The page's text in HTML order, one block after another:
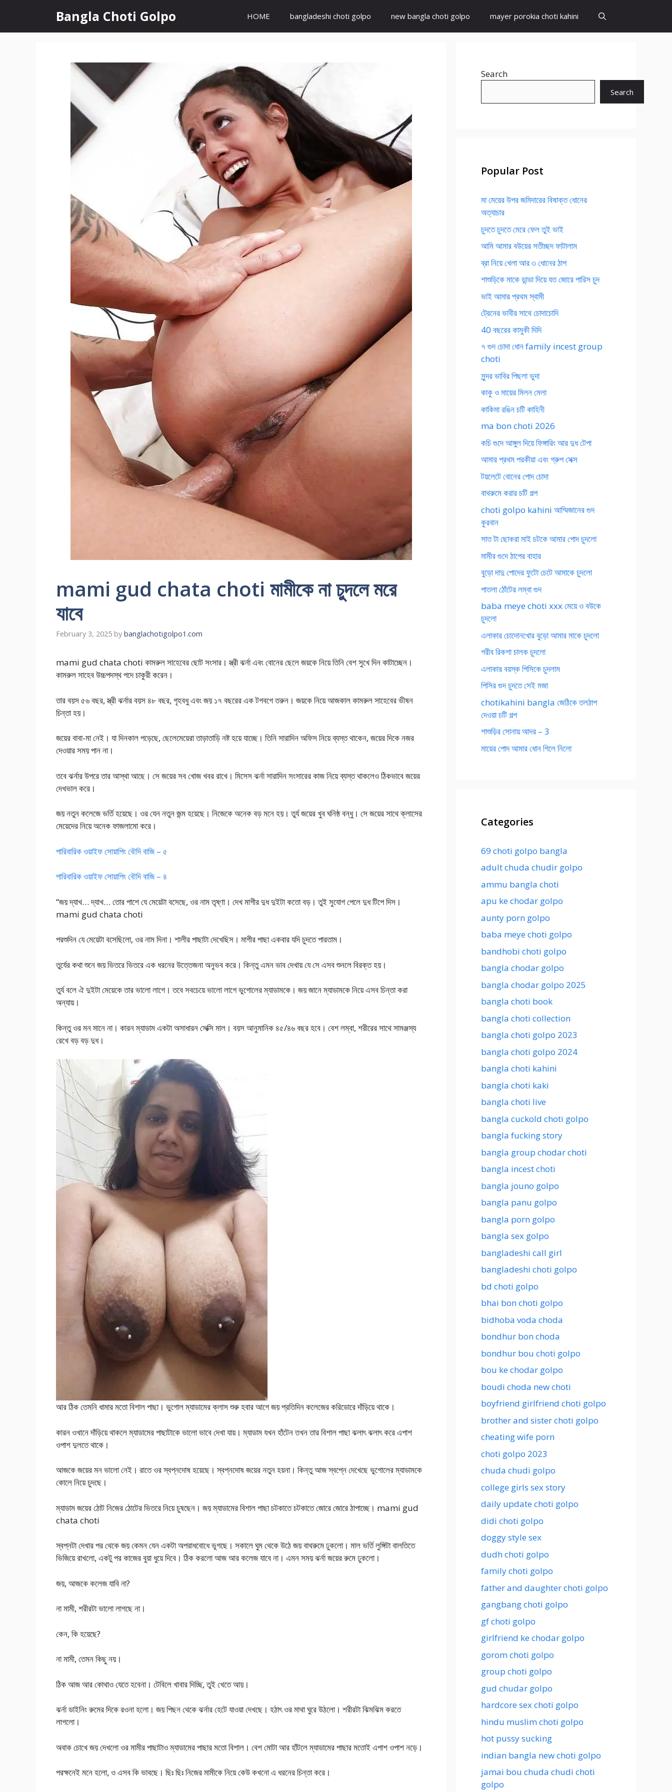
content
Bangla Choti Golpo HOME bangladeshi choti golpo new bangla choti golpo mayer porokia choti kahini
mami gud chata choti মামীকে না চুদলে মরে
যাবে
February 3, 2025 by banglachotigolpo1.com
mami gud chata choti কামরুল সাহেবের ছোট সংসার। স্ত্রী ঝর্না এবং বোনের ছেলে জয়কে নিয়ে তিনি বেশ সুখে দিন কাটাচ্ছেন।
কামরুল সাহেব উচ্চপদস্থ পদে চাকুরী করেন।
তার বয়স ৫৬ বছর, স্ত্রী ঝর্নার বয়স ৪৮ বছর, গৃহবধু এবং জয় ১৭ বছরের এক টগবগে তরুন। জয়কে নিয়ে আজকাল কামরুল সাহেবের ভীষন
চিন্তা হয়।
জয়ের বাবা-মা নেই। যা দিনকাল পড়েছে, ছেলেমেয়েরা তাড়াতাড়ি নষ্ট হয়ে যাচ্ছে। তিনি সারাদিন অফিস নিয়ে ব্যস্ত থাকেন, জয়ের দিকে নজর
দেওয়ার সময় পান না।
তবে ঝর্নার উপরে তার আস্থা আছে। সে জয়ের সব খোজ খবর রাখে। মিসেস ঝর্না সারাদিন সংসারের কাজ নিয়ে ব্যস্ত থাকলেও ঠিকভাবে জয়ের
দেখভাল করে।
জয় নতুন কলেজে ভর্তি হয়েছে। ওর যেন নতুন জন্ম হয়েছে। নিজেকে অনেক বড় মনে হয়। তুর্য জয়ের খুব ঘনিষ্ঠ বন্ধু। সে জয়ের সাথে ক্লাসের
মেয়েদের নিয়ে অনেক ফাজলামো করে।
পারিবারিক ওয়াইফ সোয়াপিং বৌদি বাজি – ৫
পারিবারিক ওয়াইফ সোয়াপিং বৌদি বাজি – ৪
“জয় দ্যাখ… দ্যাখ… তোর পাশে যে মেয়েটা বসেছে, ওর নাম তৃষ্ণা। দেখ মাগীর দুধ দুইটা কতো বড়। তুই সুযোগ পেলে দুধ টিপে দিস।
mami gud chata choti
পরশুদিন যে মেয়েটা বসেছিলো, ওর নাম দিনা। শালীর পাছাটা দেখেছিস। মাগীর পাছা একবার যদি চুদতে পারতাম।
তুর্যের কথা শুনে জয় ভিতরে ভিতরে এক ধরনের উত্তেজনা অনুভব করে। কিন্তু এমন ভাব দেখায় যে সে এসব শুনলে বিরক্ত হয়।
তুর্য বলে ঐ দুইটা মেয়েকে তার ভালো লাগে। তবে সবচেয়ে ভালো লাগে ভুগোলের ম্যাডামকে। জয় জানে ম্যাডামকে নিয়ে এসব চিন্তা করা
অন্যায়।
কিন্তু ওর মন মানে না। কারন ম্যাডাম একটা অসাধারন সেক্সি মাল। বয়স আনুমানিক ৪৫/৪৬ বছর হবে। বেশ লম্বা, শরীরের সাথে সামঞ্জস্য
রেখে বড় বড় দুধ।
আর ঠিক তেমনি ধামার মতো বিশাল পাছা। ভুগোল ম্যাডামের ক্লাস শুরু হবার আগে জয় প্রতিদিন কলেজের করিডোরে দাঁড়িয়ে থাকে।
কারন ওখানে দাঁড়িয়ে থাকলে ম্যাডামের পাছাটাকে ভালো ভাবে দেখা যায়। ম্যাডাম যখন হাঁটেন তখন তার বিশাল পাছা ঝলাৎ ঝলাৎ করে এপাশ
ওপাশ দুলতে থাকে।
আজকে জয়ের মন ভালো নেই। রাতে ওর স্বপ্নদোষ হয়েছে। স্বপ্নদোষ জয়ের নতুন হয়না। কিন্তু আজ স্বপ্নে দেখেছে ভুগোলের ম্যাডামকে
কোলে নিয়ে চুদছে।
ম্যাডাম জয়ের ঠোট নিজের ঠোটের ভিতরে নিয়ে চুষছেন। জয় ম্যাডামের বিশাল পাছা চটকাতে চটকাতে জোরে জোরে ঠাপাচ্ছে। mami gud
chata choti
স্বপ্নটা দেখার পর থেকে জয় কেমন যেন একটা অপরাধবোধে ভুগছে। সকালে ঘুম থেকে উঠে জয় বাথরুমে ঢুকলো। মাল ভর্তি লুঙ্গিটা বালতিতে
ভিজিয়ে রাখলো, একটু পর কাজের বুয়া ধুয়ে দিবে। ঠিক করলো আজ আর কলেজ যাবে না। এমন সময় ঝর্না জয়ের রুমে ঢুকলো।
জয়, আজকে কলেজ যাবি না?
না মামী, শরীরটা ভালো লাগছে না।
কেন, কি হয়েছে?
না মামী, তেমন কিছু নয়।
ঠিক আজ আর কোথাও যেতে হবেনা। টেবিলে খাবার দিচ্ছি, তুই খেতে আয়।
ঝর্না ডাইনিং রুমের দিকে রওনা হলো। জয় পিছন থেকে ঝর্নার হেটে যাওয়া দেখছে। হঠাৎ ওর মাথা ঘুরে উঠলো। শরীরটা ঝিমঝিম করতে
লাগলো।
অবাক চোখে জয় দেখলো ওর মামীর পাছাটাও ম্যাডামের পাছার মতো বিশাল। বেশ মোটা আর হাঁটলে ম্যাডামের পাছার মতোই এপাশ ওপাশ নড়ে।
পরক্ষনেই মনে হলো, ও এসব কি ভাবছে। ছিঃ ছিঃ নিজের মামীকে নিয়ে কেউ কখনো এ ধরনের চিন্তা করে।
Search
Search
Popular Post
মা মেয়ের উপর জমিদারের বিষাক্ত ধোনের
অত্যাচার
চুদতে চুদতে মেরে ফেল তুই ভাই
আমি আমার বউয়ের সতীচ্ছদ ফাটালাম
ব্রা নিয়ে খেলা আর ৩ ধোনের ঠাপ
শাশুড়িকে মাকে ডান্ডা দিয়ে যত জোরে পারিস চুদ
ভাই আমার প্রথম স্বামী
ট্রেনের ভাবীর সাথে চোদাচোদি
40 বছরের কামুকী দিদি
৭ গুদ চোদা ধোন family incest group
choti
সুন্দর ভাবির পিছলা ভুদা
কাকু ও মায়ের মিলন মেলা
কাকিমা রঙিন চটি কাহিনী
ma bon choti 2026
কচি গুদে আঙ্গুল দিয়ে ফিঙ্গারিং আর দুধ টেপা
আমার প্রথম পরকীয়া এবং গ্রুপ সেক্স
টয়লেটে বোনের পোদ চোদা
বাথরুমে করার চটি গল্প
choti golpo kahini আম্মিজানের গুদ
কুরবান
সাত টা ছোকরা মাই চটকে আমার পোদ চুদলো
মামীর গুদে ঠাপের বাহার
বুড়ো দাদু পোদের ফুটো চেটে আমাকে চুদলো
পাতলা ঠোঁটের লম্বা গুদ
baba meye choti xxx মেয়ে ও বউকে
চুদলো
এলাকার চোদোনখোর বুড়ো আমার মাকে চুদলো
গরীব রিকশা চালক চুদলো
এলাকার বয়স্ক পিসিকে চুদলাম
পিসির গুদ চুদতে সেই মজা
chotikahini bangla জেঠিকে তলঠাপ
দেওয়া চটি গল্প
শাশুড়ির সোনায় আদর – 3
মায়ের পোদ আমার ধোন গিলে নিলো
Categories
69 choti golpo bangla
adult chuda chudir golpo
ammu bangla choti
apu ke chodar golpo
aunty porn golpo
baba meye choti golpo
bandhobi choti golpo
bangla chodar golpo
bangla chodar golpo 2025
bangla choti book
bangla choti collection
bangla choti golpo 2023
bangla choti golpo 2024
bangla choti kahini
bangla choti kaki
bangla choti live
bangla cuckold choti golpo
bangla fucking story
bangla group chodar choti
bangla incest choti
bangla jouno golpo
bangla panu golpo
bangla porn golpo
bangla sex golpo
bangladeshi call girl
bangladeshi choti golpo
bd choti golpo
bhai bon choti golpo
bidhoba voda choda
bondhur bon choda
bondhur bou choti golpo
bou ke chodar golpo
boudi choda new choti
boyfriend girlfriend choti golpo
brother and sister choti golpo
cheating wife porn
choti golpo 2023
chuda chudi golpo
college girls sex story
daily update choti golpo
didi choti golpo
doggy style sex
dudh choti golpo
family choti golpo
father and daughter choti golpo
gangbang choti golpo
gf choti golpo
girlfriend ke chodar golpo
gorom choti golpo
group choti golpo
gud chudar golpo
hardcore sex choti golpo
hindu muslim choti golpo
hot pussy sucking
indian bangla new choti golpo
jamai bou chuda chudi choti
golpo